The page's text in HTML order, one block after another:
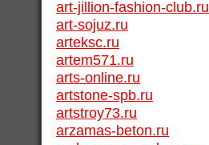
art-jillion-fashion-club.ru
art-sojuz.ru
arteksc.ru
artem571.ru
arts-online.ru
artstone-spb.ru
artstroy73.ru
arzamas-beton.ru